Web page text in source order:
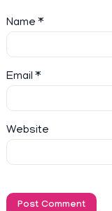
Name*
Email*
Website